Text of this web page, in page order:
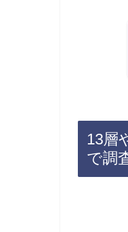
13層
で調